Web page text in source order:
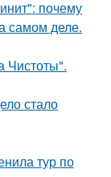
почему
самом деле.
Чистоты".
стало
тур по